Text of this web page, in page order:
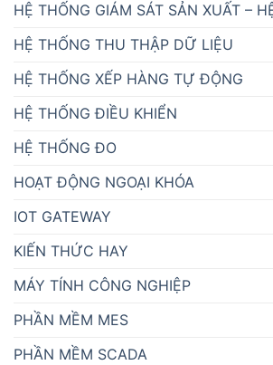
HỆ THỐNG GIÁM SÁT SẢN XUẤT –
HỆ THỐNG THU THẬP DỮ LIỆU
HỆ THỐNG XẾP HÀNG TỰ ĐỘNG
HỆ THỐNG ĐIỀU KHIỂN
HỆ THỐNG ĐO
HOẠT ĐỘNG NGOẠI KHÓA
IOT GATEWAY
KIẾN THỨC HAY
MÁY TÍNH CÔNG NGHIỆP
PHẦN MỀM MES
PHẦN MỀM SCADA